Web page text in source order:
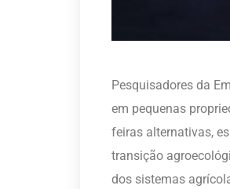
Pesquisadores da
em pequenas
feiras alternativas,
transição
dos sistemas